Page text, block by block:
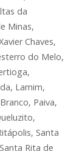
da
Minas,
Chaves,
do Melo,
Lamim,
Paiva,
Santa
Rita de